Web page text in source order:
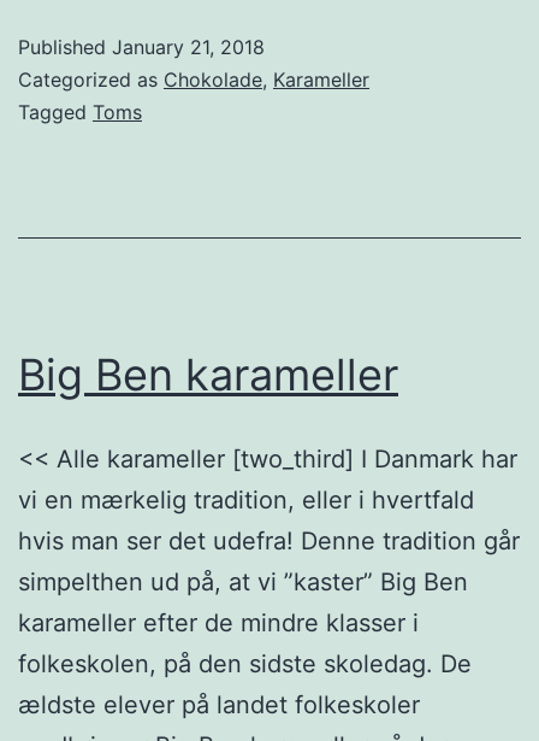
Published January 21, 2018
Categorized as Chokolade, Karameller
Tagged Toms
Big Ben karameller
<< Alle karameller [two_third] I Danmark har
vi en mærkelig tradition, eller i hvertfald
hvis man ser det udefra! Denne tradition går
simpelthen ud på, at vi ”kaster” Big Ben
karameller efter de mindre klasser i
folkeskolen, på den sidste skoledag. De
ældste elever på landet folkeskoler